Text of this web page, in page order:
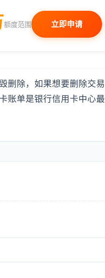
额度范围 立即申请
删除，如果想要删除交易
账单是银行信用卡中心最